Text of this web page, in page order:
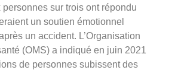
personnes sur trois ont répondu
un soutien émotionnel
un accident. L’Organisation
(OMS) a indiqué en juin 2021
de personnes subissent des